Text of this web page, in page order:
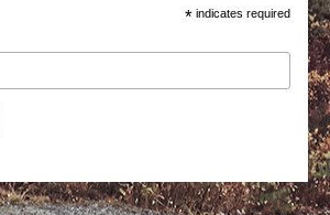
* indicates required